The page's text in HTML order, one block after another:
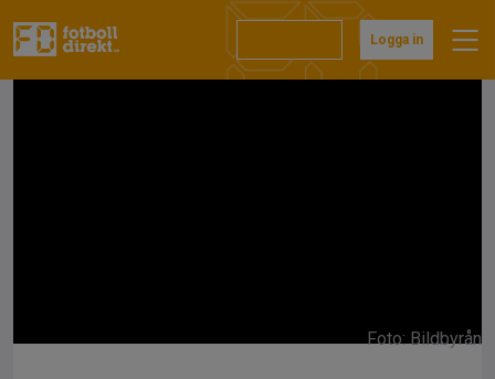
till
Logga in
Foto: Bildbyrån